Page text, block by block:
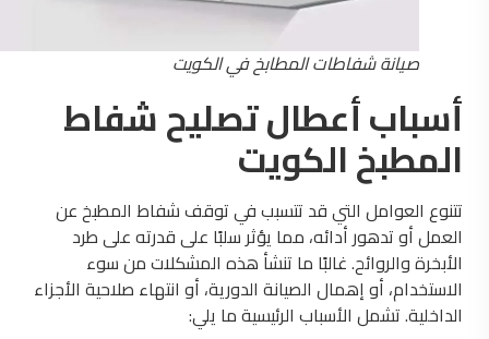
صيانة شفاطات المطابخ في الكويت
أسباب أعطال تصليح شفاط
المطبخ الكويت
تتنوع العوامل التي قد تتسبب في توقف شفاط المطبخ عن
العمل أو تدهور أدائه، مما يؤثر سلبًا على قدرته على طرد
الأبخرة والروائح. غالبًا ما تنشأ هذه المشكلات من سوء
الاستخدام، أو إهمال الصيانة الدورية، أو انتهاء صلاحية الأجزاء
الداخلية. تشمل الأسباب الرئيسية ما يلي: